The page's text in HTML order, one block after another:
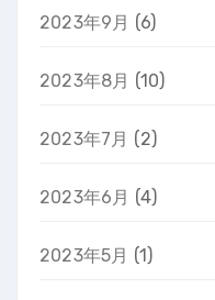
2023年9月 (6)
2023年8月 (10)
2023年7月 (2)
2023年6月 (4)
2023年5月 (1)